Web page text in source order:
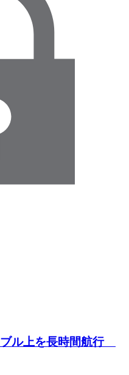
ル上を長時間航行